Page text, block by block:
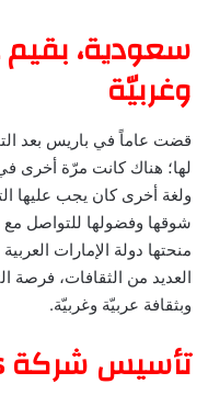
سعودية، بقيم
وغربيّة
قضت عاماً في باريس بعد
لها؛ هناك كانت مرّة أخرى
ولغة أخرى كان يجب عليها
شوقها وفضولها للتواصل مع
منحتها دولة الإمارات
العديد من الثقافات، فرصة
وبثقافة عربيّة وغربيّة.
تأسيس شركة Dabbagh Architects